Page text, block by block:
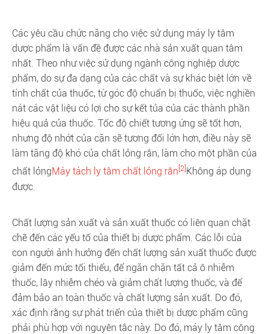
Các yêu cầu chức năng cho việc sử dụng máy ly tâm
dược phẩm là vấn đề được các nhà sản xuất quan tâm
nhất. Theo như việc sử dụng ngành công nghiệp dược
phẩm, do sự đa dạng của các chất và sự khác biệt lớn về
tính chất của thuốc, từ góc độ chuẩn bị thuốc, việc nghiền
nát các vật liệu có lợi cho sự kết tủa của các thành phần
hiệu quả của thuốc. Tốc độ chiết tương ứng sẽ tốt hơn,
nhưng độ nhớt của cặn sẽ tương đối lớn hơn, điều này sẽ
làm tăng độ khó của chất lỏng rắn, làm cho một phần của
chất lỏngMáy tách ly tâm chất lỏng rắn [2] Không áp dụng
được.
Chất lượng sản xuất và sản xuất thuốc có liên quan chặt
chẽ đến các yếu tố của thiết bị dược phẩm. Các lỗi của
con người ảnh hưởng đến chất lượng sản xuất thuốc được
giảm đến mức tối thiểu, để ngăn chặn tất cả ô nhiễm
thuốc, lây nhiễm chéo và giảm chất lượng thuốc, và để
đảm bảo an toàn thuốc và chất lượng sản xuất. Do đó,
xác định rằng sự phát triển của thiết bị dược phẩm cũng
phải phù hợp với nguyên tắc này. Do đó, máy ly tâm công